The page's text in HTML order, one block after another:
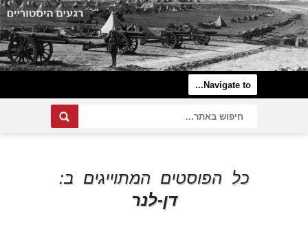
כל הפוסטים המתוייגים ב:
דן-לנר